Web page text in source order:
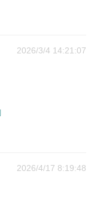
2026/3/4 14:21:07
2026/4/17 8:19:48